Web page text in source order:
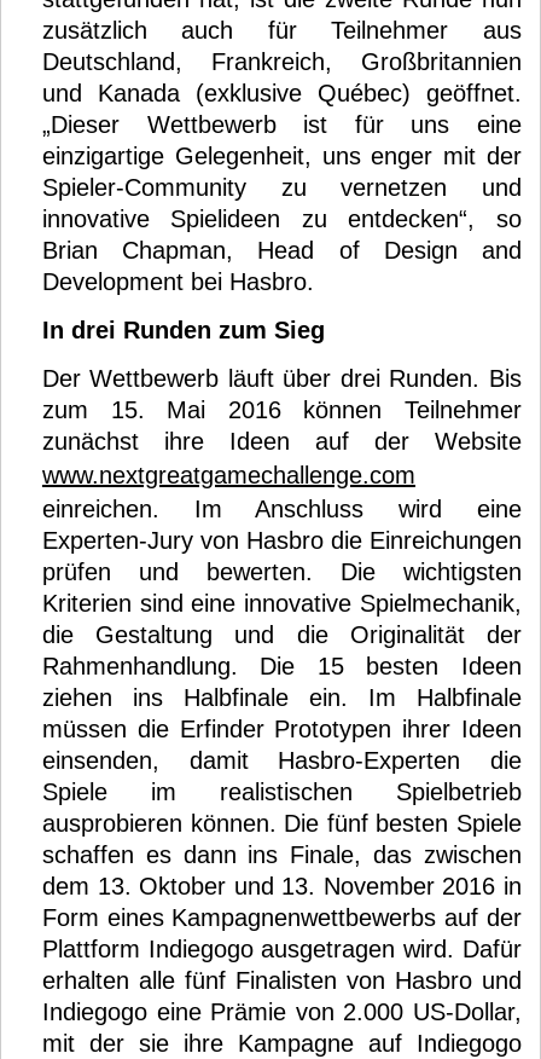
zusätzlich auch für Teilnehmer aus
Deutschland, Frankreich, Großbritannien
und Kanada (exklusive Québec) geöffnet.
„Dieser Wettbewerb ist für uns eine
einzigartige Gelegenheit, uns enger mit der
Spieler-Community zu vernetzen und
innovative Spielideen zu entdecken“, so
Brian Chapman, Head of Design and
Development bei Hasbro.
In drei Runden zum Sieg
Der Wettbewerb läuft über drei Runden. Bis
zum 15. Mai 2016 können Teilnehmer
zunächst ihre Ideen auf der Website
www.nextgreatgamechallenge.com
einreichen. Im Anschluss wird eine
Experten-Jury von Hasbro die Einreichungen
prüfen und bewerten. Die wichtigsten
Kriterien sind eine innovative Spielmechanik,
die Gestaltung und die Originalität der
Rahmenhandlung. Die 15 besten Ideen
ziehen ins Halbfinale ein. Im Halbfinale
müssen die Erfinder Prototypen ihrer Ideen
einsenden, damit Hasbro-Experten die
Spiele im realistischen Spielbetrieb
ausprobieren können. Die fünf besten Spiele
schaffen es dann ins Finale, das zwischen
dem 13. Oktober und 13. November 2016 in
Form eines Kampagnenwettbewerbs auf der
Plattform Indiegogo ausgetragen wird. Dafür
erhalten alle fünf Finalisten von Hasbro und
Indiegogo eine Prämie von 2.000 US-Dollar,
mit der sie ihre Kampagne auf Indiegogo